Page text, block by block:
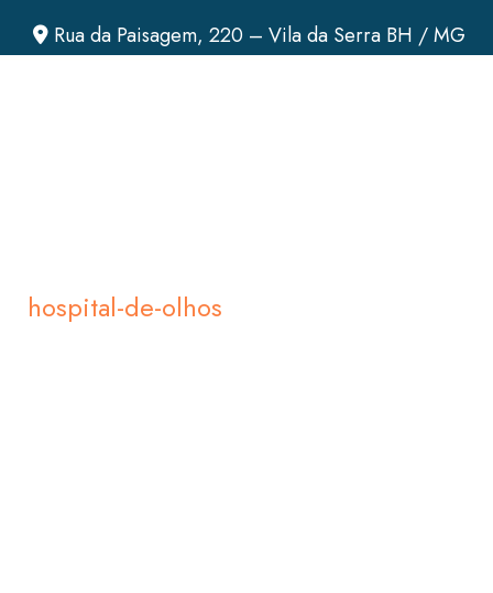
Rua da Paisagem, 220 – Vila da Serra BH / MG
hospital-de-olhos